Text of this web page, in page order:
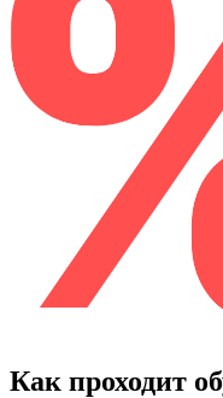
Как проходит